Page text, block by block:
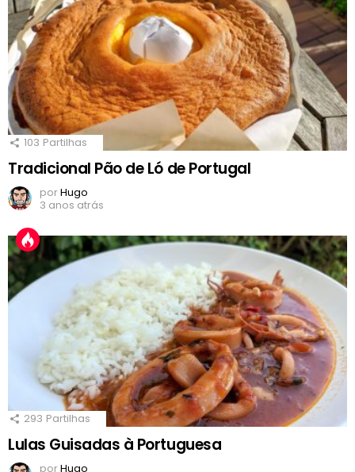
103 Partilhas
Tradicional Pão de Ló de Portugal
porHugo
3 anos atrás
293 Partilhas
Lulas Guisadas à Portuguesa
porHugo